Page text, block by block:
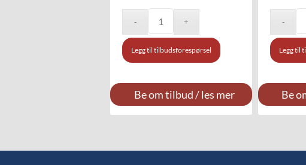
Legg til tilbudsforespørsel
Be om tilbud / les mer
Legg til
Be